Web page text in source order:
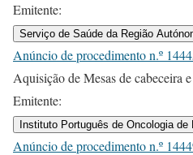
Emitente:
Serviço de Saúde da Região
Anúncio de procedimento n.º
Aquisição de Mesas de cabeceira
Emitente:
Instituto Português de Oncologia
Anúncio de procedimento n.º